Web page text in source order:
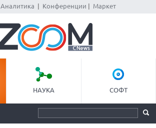
Аналитика Конференции Маркет
НАУКА СОФТ